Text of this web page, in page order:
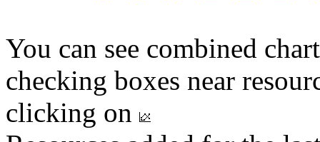
You can see combined
checking boxes near
clicking on